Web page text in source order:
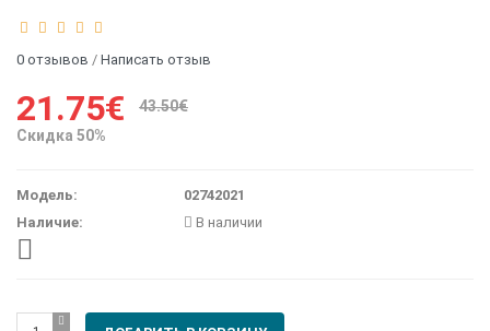
0 отзывов / Написать отзыв
21.75€
43.50€
Скидка 50%
Модель:
02742021
Наличие:
В наличии